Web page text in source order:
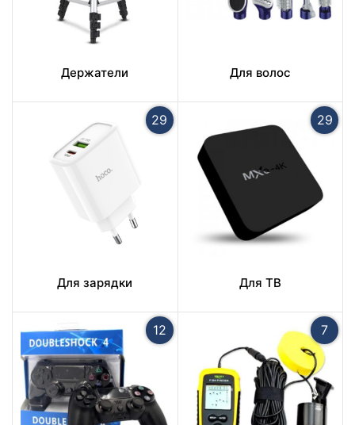
Держатели Для волос
29
Для зарядки
29
Для ТВ
12 7